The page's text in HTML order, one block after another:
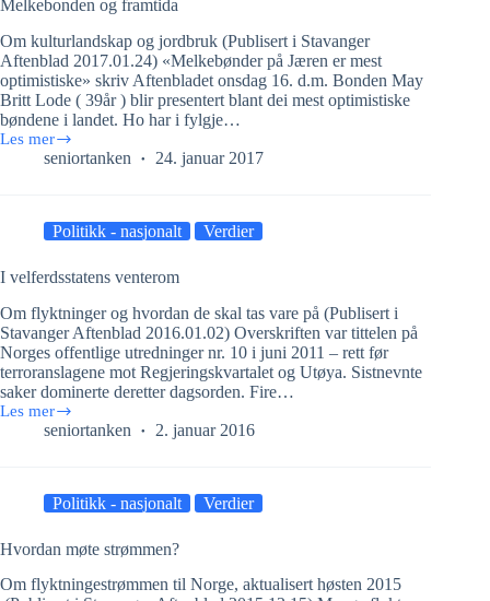
Melkebonden og framtida
Om kulturlandskap og jordbruk (Publisert i Stavanger
Aftenblad 2017.01.24) «Melkebønder på Jæren er mest
optimistiske» skriv Aftenbladet onsdag 16. d.m. Bonden May
Britt Lode ( 39år ) blir presentert blant dei mest optimistiske
bøndene i landet. Ho har i fylgje…
Les mer
Melkebonden
seniortanken 24. januar 2017
Politikk - nasjonalt Verdier
I velferdsstatens venterom
Om flyktninger og hvordan de skal tas vare på (Publisert i
Stavanger Aftenblad 2016.01.02) Overskriften var tittelen på
Norges offentlige utredninger nr. 10 i juni 2011 – rett før
terroranslagene mot Regjeringskvartalet og Utøya. Sistnevnte
saker dominerte deretter dagsorden. Fire…
Les mer
I
velferdsstatens
seniortanken 2. januar 2016
Politikk - nasjonalt Verdier
Hvordan møte strømmen?
Om flyktningestrømmen til Norge, aktualisert høsten 2015